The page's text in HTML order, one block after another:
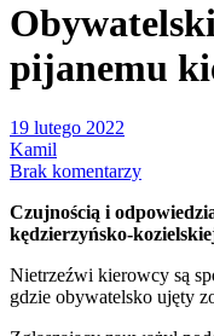
pijanemu
19 lutego 2022
Kamil
Brak komentarzy
Czujnością i
kędzierzyńsko-
Nietrzeźwi kierowcy są
gdzie obywatelsko ujęty